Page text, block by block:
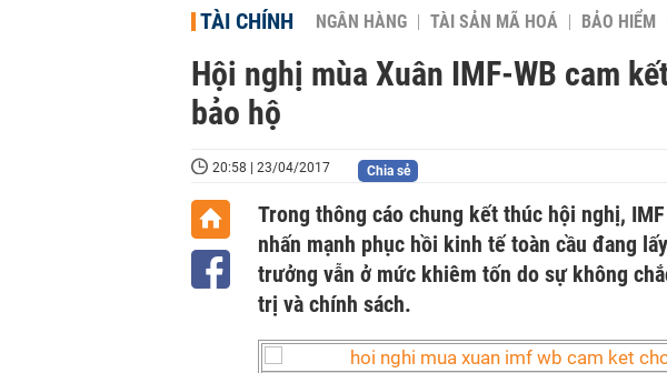
TÀI CHÍNH NGÂN HÀNG TÀI SẢN MÃ HOÁ BẢO HIỂM
Hội nghị mùa Xuân IMF-WB cam
bảo hộ
20:58 | 23/04/2017 Chia sẻ
Trong thông cáo chung kết thúc hội nghị,
nhấn mạnh phục hồi kinh tế toàn cầu đang
trưởng vẫn ở mức khiêm tốn do sự không
trị và chính sách.